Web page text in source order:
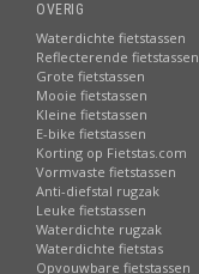
OVERIG
Waterdichte fietstassen
Reflecterende fietstassen
Grote fietstassen
Mooie fietstassen
Kleine fietstassen
E-bike fietstassen
Korting op Fietstas.com
Vormvaste fietstassen
Anti-diefstal rugzak
Leuke fietstassen
Waterdichte rugzak
Waterdichte fietstas
Opvouwbare fietstassen